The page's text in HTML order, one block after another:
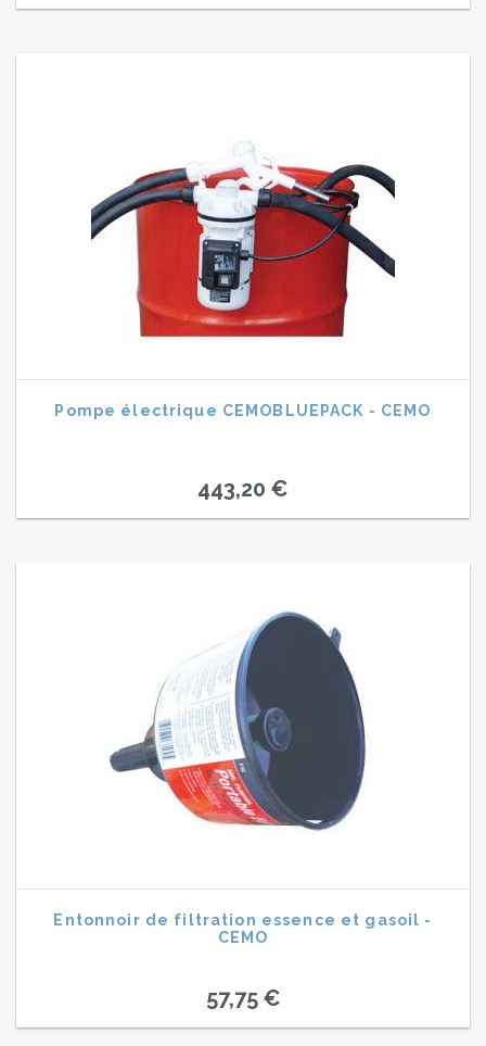
Pompe électrique CEMOBLUEPACK - CEMO
443,20 €
Entonnoir de filtration essence et gasoil -
CEMO
57,75 €